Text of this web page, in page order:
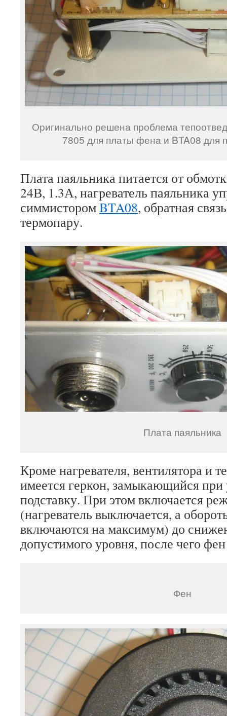
Оригинально решена проблема
7805 для платы фена и BTA08 для
Плата паяльника питается от
24В, 1.3А, нагреватель паяльника
симмисторомBTA08, обратная
термопару.
Плата паяльника
Кроме нагревателя, вентилятора и
имеется геркон, замыкающийся при
подставку. При этом включается
(нагреватель выключается, а
включаются на максимум) до
допустимого уровня, после чего
Фен